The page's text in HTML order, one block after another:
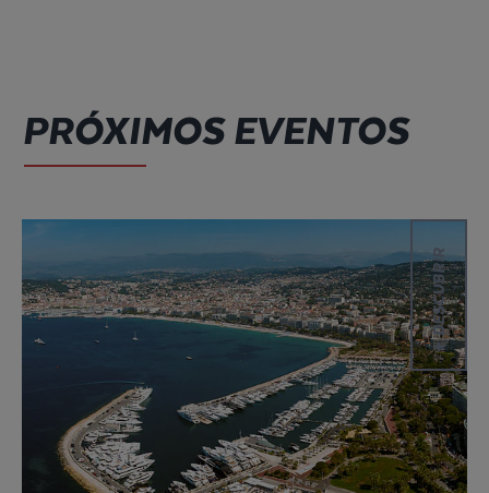
PRÓXIMOS EVENTOS
DESCUBRIR